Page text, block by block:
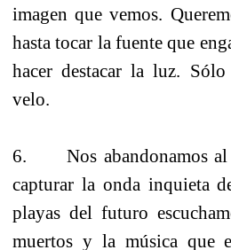
imagen que vemos.
hasta tocar la fuente que
hacer destacar la luz.
velo.
6. Nos abandonamos al
capturar la onda inquieta
playas del futuro
muertos y la música que